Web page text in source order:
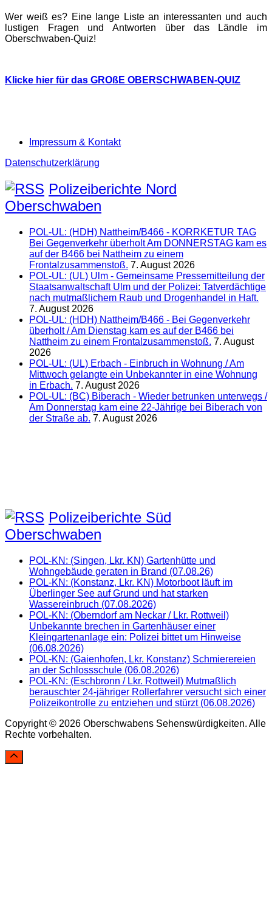
Wer weiß es? Eine lange Liste an interessanten und auch
lustigen Fragen und Antworten über das Ländle im
Oberschwaben-Quiz!
Klicke hier für das GROßE OBERSCHWABEN-QUIZ
Impressum & Kontakt
Datenschutzerklärung
Polizeiberichte Nord
Oberschwaben
POL-UL: (HDH) Nattheim/B466 - KORRKETUR TAG
Bei Gegenverkehr überholt Am DONNERSTAG kam es
auf der B466 bei Nattheim zu einem
Frontalzusammenstoß. 7. August 2026
POL-UL: (UL) Ulm - Gemeinsame Pressemitteilung der
Staatsanwaltschaft Ulm und der Polizei: Tatverdächtige
nach mutmaßlichem Raub und Drogenhandel in Haft.
7. August 2026
POL-UL: (HDH) Nattheim/B466 - Bei Gegenverkehr
überholt / Am Dienstag kam es auf der B466 bei
Nattheim zu einem Frontalzusammenstoß. 7. August
2026
POL-UL: (UL) Erbach - Einbruch in Wohnung / Am
Mittwoch gelangte ein Unbekannter in eine Wohnung
in Erbach. 7. August 2026
POL-UL: (BC) Biberach - Wieder betrunken unterwegs /
Am Donnerstag kam eine 22-Jährige bei Biberach von
der Straße ab. 7. August 2026
Polizeiberichte Süd
Oberschwaben
POL-KN: (Singen, Lkr. KN) Gartenhütte und
Wohngebäude geraten in Brand (07.08.26)
POL-KN: (Konstanz, Lkr. KN) Motorboot läuft im
Überlinger See auf Grund und hat starken
Wassereinbruch (07.08.2026)
POL-KN: (Oberndorf am Neckar / Lkr. Rottweil)
Unbekannte brechen in Gartenhäuser einer
Kleingartenanlage ein: Polizei bittet um Hinweise
(06.08.2026)
POL-KN: (Gaienhofen, Lkr. Konstanz) Schmierereien
an der Schlossschule (06.08.2026)
POL-KN: (Eschbronn / Lkr. Rottweil) Mutmaßlich
berauschter 24-jähriger Rollerfahrer versucht sich einer
Polizeikontrolle zu entziehen und stürzt (06.08.2026)
Copyright © 2026 Oberschwabens Sehenswürdigkeiten. Alle
Rechte vorbehalten.